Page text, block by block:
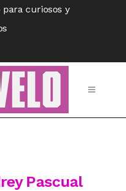
para curiosos y
Pascual